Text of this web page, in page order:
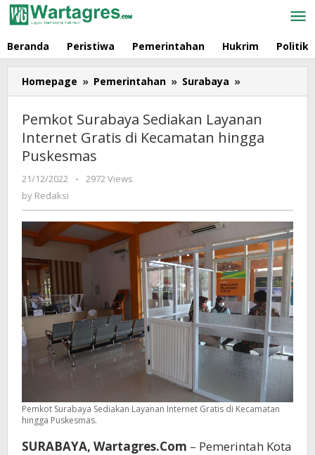
Skip
to
Beranda Peristiwa Pemerintahan Hukrim Politik
Homepage » Pemerintahan » Surabaya »
Surabaya
Layanan
Internet
Puskesmas
Pemkot Surabaya Sediakan Layanan
Internet Gratis di Kecamatan hingga
Puskesmas
21/12/2022
by
-
2972 Views
by Redaksi
Pemkot Surabaya Sediakan Layanan Internet Gratis di Kecamatan
hingga Puskesmas.
SURABAYA, Wartagres.Com – Pemerintah Kota